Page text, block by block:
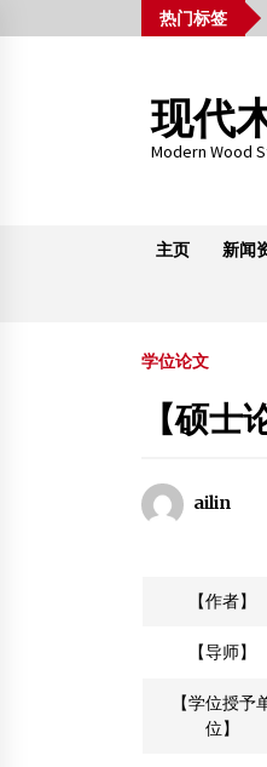
to
热门标签
现代
Modern Wood
主页 新闻
木桁架
2014届木结构建
嘉祥顺祥木业加
2012年2月
2014中日木结
学位论文
【硕
ailin
【作者】
【导师】
【学位授予
位】